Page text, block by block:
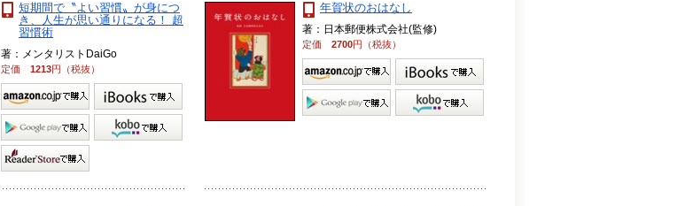
短期間で〝よい習慣〟が身につ
き、人生が思い通りになる！ 超
習慣術
著：メンタリストDaiGo
定価 1213円（税抜）
年賀状のおはなし
著：日本郵便株式会社(監修)
定価 2700円（税抜）